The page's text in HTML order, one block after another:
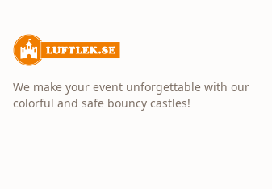
We make your event unforgettable with our
colorful and safe bouncy castles!